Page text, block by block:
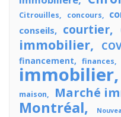
Citrouilles concours
conseils courtier
immobilier
financement finances
immobilier
maison Marché
Montréal